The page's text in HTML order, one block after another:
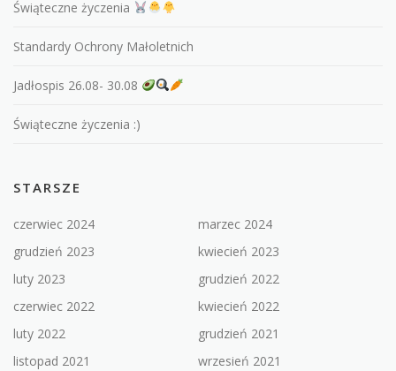
Świąteczne życzenia
Standardy Ochrony Małoletnich
Jadłospis 26.08- 30.08
Świąteczne życzenia :)
STARSZE
czerwiec 2024
marzec 2024
grudzień 2023
kwiecień 2023
luty 2023
grudzień 2022
czerwiec 2022
kwiecień 2022
luty 2022
grudzień 2021
listopad 2021
wrzesień 2021